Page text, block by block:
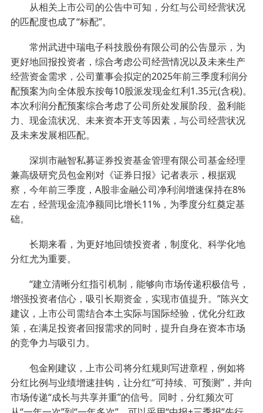
从相关上市公司的公告中可知，分红与公司经营状况
的匹配度也成了“标配”。
常州武进中瑞电子科技股份有限公司的公告显示，为
更好地回报投资者，综合考虑公司经营情况以及未来生产
经营资金需求，公司董事会拟定的2025年前三季度利润分
配预案为向全体股东按每10股派发现金红利1.35元(含税)。
本次利润分配预案综合考虑了公司所处发展阶段、盈利能
力、现金流状况、未来资本开支等因素，与公司经营状况
及未来发展相匹配。
深圳市融智私募证券投资基金管理有限公司基金经理
兼高级研究员包金刚对《证券日报》记者表示，根据观
察，今年前三季度，A股非金融公司净利润增速保持在8%
左右，经营现金流净额同比增长11%，为季度分红奠定基
础。
长期来看，为更好地回馈投资者，制度化、科学化地
分红尤为重要。
“建立清晰分红指引机制，能够向市场传递积极信号，
增强投资者信心，吸引长期资金，实现市值提升。”陈兴文
建议，上市公司需结合本土实际与国际经验，优化分红政
策，在满足投资者回报需求的同时，提升自身在资本市场
的竞争力与吸引力。
包金刚建议，上市公司将分红规则写进章程，例如将
分红比例与业绩增速挂钩，让分红“可持续、可预测”，并向
市场传递“成长与共享并重”的信号。同时，分红频次可